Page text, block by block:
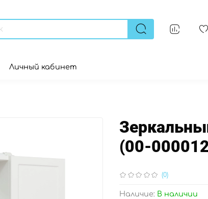
Личный кабинет
(0)
Наличие: В наличии
(00-